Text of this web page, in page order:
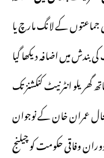
جماعتوں کے لانگ مارچ یا
میں اضافہ دیکھا گیا
انٹرنیٹ کنکشنز تک
عمران خان کے نوجوان
وفاقی حکومت کو چیلنج